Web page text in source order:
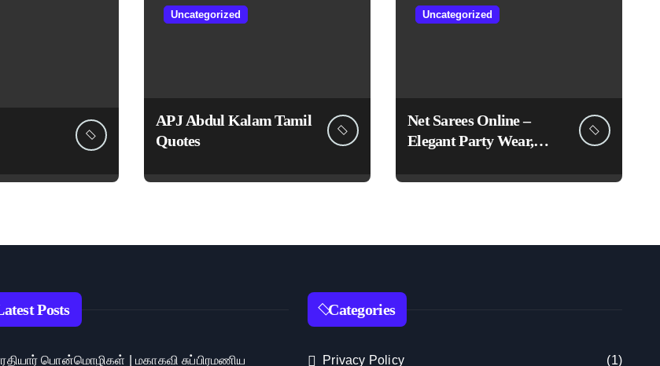
Uncategorized
APJ Abdul Kalam Tamil
Quotes
Uncategorized
Net Sarees Online –
Elegant Party Wear,
Designer Net Saree
Posts
பொன்மொழிகள் | மகாகவி சுப்பிரமணிய
Categories
Privacy Policy (1)